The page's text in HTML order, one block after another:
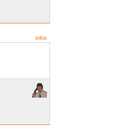
infos